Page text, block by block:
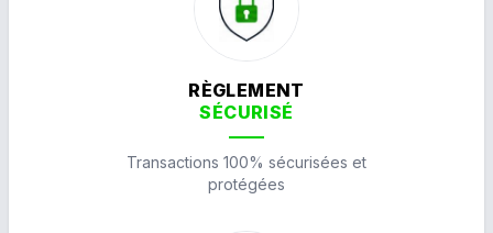
RÈGLEMENT
SÉCURISÉ
Transactions 100% sécurisées et
protégées